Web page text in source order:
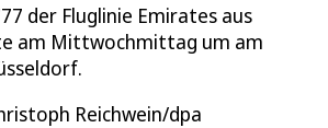
der Fluglinie Emirates aus
am Mittwochmittag um am
Reichwein/dpa